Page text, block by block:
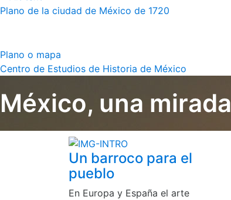
Plano de la ciudad de México de 1720
Plano o mapa
Centro de Estudios de Historia de México
México, una mirada
Un barroco para el
pueblo
En Europa y España el arte